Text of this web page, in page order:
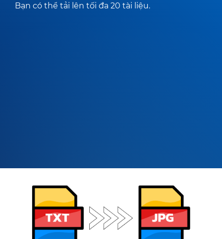
Bạn có thể tải lên tối đa 20 tài liệu.